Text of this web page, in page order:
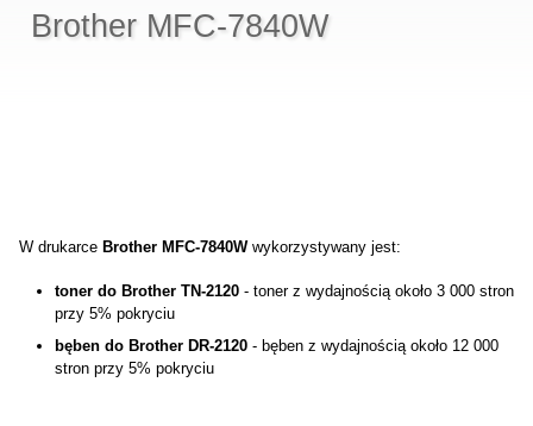
Brother MFC-7840W
W drukarce Brother MFC-7840Wwykorzystywany jest:
toner do Brother TN-2120 - toner z wydajnością około 3 000 stron
przy 5% pokryciu
bęben do Brother DR-2120 - bęben z wydajnością około 12 000
stron przy 5% pokryciu